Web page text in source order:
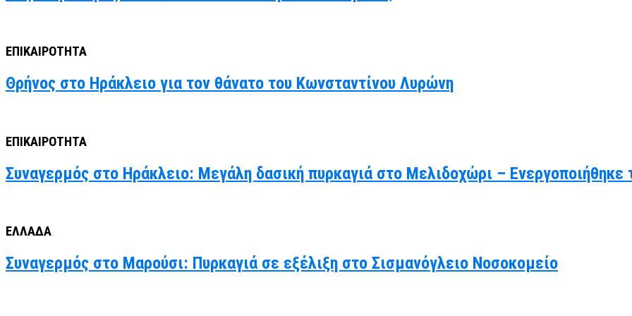
ΕΠΙΚΑΙΡΟΤΗΤΑ
Θρήνος στο Ηράκλειο για τον θάνατο του Κωνσταντίνου Λυρώνη
ΕΠΙΚΑΙΡΟΤΗΤΑ
Συναγερμός στο Ηράκλειο: Μεγάλη δασική πυρκαγιά στο Μελιδοχώρι – Ενεργοποιήθηκε
ΕΛΛΑΔΑ
Συναγερμός στο Μαρούσι: Πυρκαγιά σε εξέλιξη στο Σισμανόγλειο Νοσοκομείο